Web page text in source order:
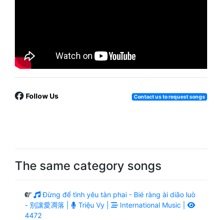
Follow Us Contact us to request songs
The same category songs
Đừng để tình yêu tàn phai - Bié ràng ài diāo luò
- 別讓愛凋落 |
Triệu Vy |
International Music |
4472